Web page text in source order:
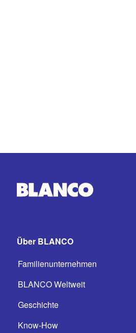
Über BLANCO
Familienunternehmen
BLANCO Weltweit
Geschichte
Know-How